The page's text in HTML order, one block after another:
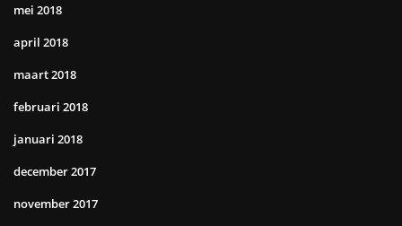
mei 2018
april 2018
maart 2018
februari 2018
januari 2018
december 2017
november 2017